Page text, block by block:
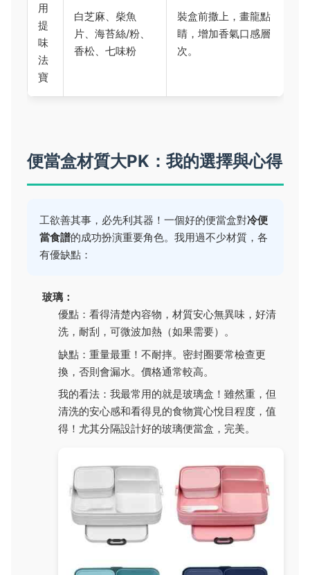
用
提
味
法
寶
白芝麻、柴魚
片、海苔絲/粉、
香松、七味粉
裝盒前撒上，畫龍點
睛，增加香氣口感層
次。
便當盒材質大PK：我的選擇與心得
工欲善其事，必先利其器！一個好的便當盒對冷便
當食譜的成功扮演重要角色。我用過不少材質，各
有優缺點：
玻璃：
優點：看得清楚內容物，材質安心無異味，好清
洗，耐刮，可微波加熱（如果需要）。
缺點：重量最重！不耐摔。密封圈要常檢查更
換，否則會漏水。價格通常較高。
我的看法：我最常用的就是玻璃盒！雖然重，但
清洗的安心感和看得見的食物賞心悅目程度，值
得！尤其分隔設計好的玻璃便當盒，完美。